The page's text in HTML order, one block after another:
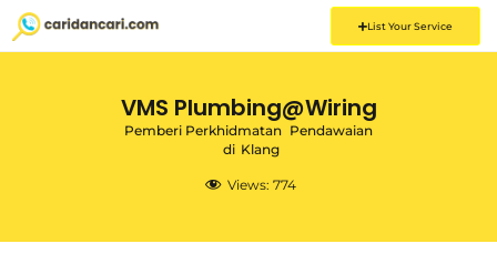
List Your Service
VMS Plumbing@Wiring
Pemberi Perkhidmatan Pendawaian
di Klang
Views: 774